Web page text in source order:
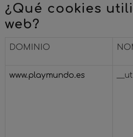
¿Qué cookies
web?
DOMINIO
www.playmundo.es